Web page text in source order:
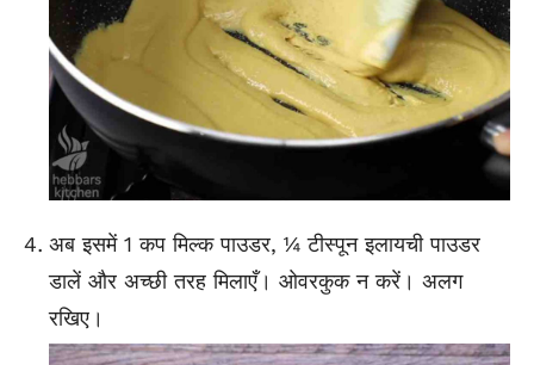
अब इसमें 1 कप मिल्क पाउडर, ¼ टीस्पून इलायची पाउडर
डालें और अच्छी तरह मिलाएँ। ओवरकुक न करें। अलग
रखिए।